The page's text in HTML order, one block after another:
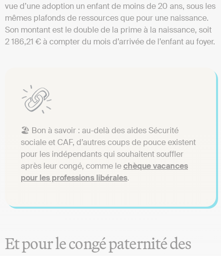
vue d’une adoption un enfant de moins de 20 ans, sous les
mêmes plafonds de ressources que pour une naissance.
Son montant est le double de la prime à la naissance, soit
2 186,21 € à compter du mois d’arrivée de l’enfant au foyer.
🏖️ Bon à savoir : au-delà des aides Sécurité
sociale et CAF, d’autres coups de pouce existent
pour les indépendants qui souhaitent souffler
après leur congé, comme lechèque vacances
pour les professions libérales.
Et pour le congé paternité des